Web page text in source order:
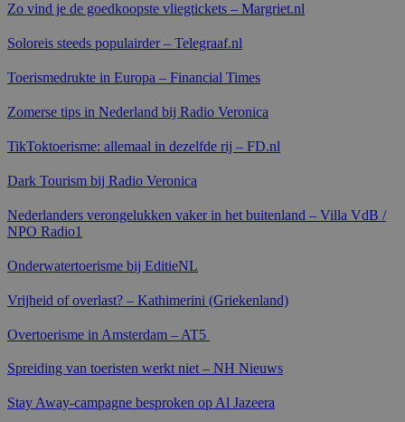
Zo vind je de goedkoopste vliegtickets – Margriet.nl
Soloreis steeds populairder – Telegraaf.nl
Toerismedrukte in Europa – Financial Times
Zomerse tips in Nederland bij Radio Veronica
TikToktoerisme: allemaal in dezelfde rij – FD.nl
Dark Tourism bij Radio Veronica
Nederlanders verongelukken vaker in het buitenland – Villa VdB /
NPO Radio1
Onderwatertoerisme bij EditieNL
Vrijheid of overlast? – Kathimerini (Griekenland)
Overtoerisme in Amsterdam – AT5
Spreiding van toeristen werkt niet – NH Nieuws
Stay Away-campagne besproken op Al Jazeera